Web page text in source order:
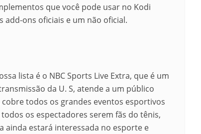
que você pode usar no Kodi
add-ons oficiais e um não oficial.
lista é o NBC Sports Live Extra, que é um
da U. S, atende a um público
todos os grandes eventos esportivos
os espectadores serem fãs do tênis,
ainda estará interessada no esporte e